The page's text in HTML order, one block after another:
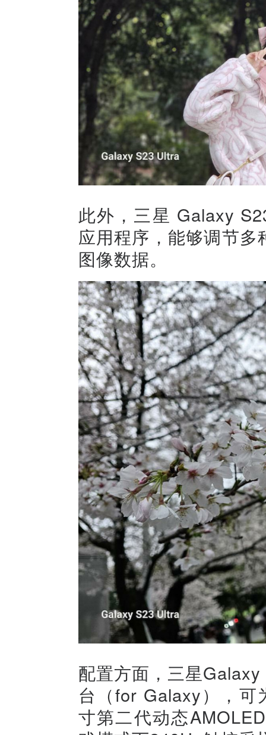
此外，三星 Galaxy
应用程序，能够调节
图像数据。
配置方面，三星
台（for Galaxy），可
寸第二代动态